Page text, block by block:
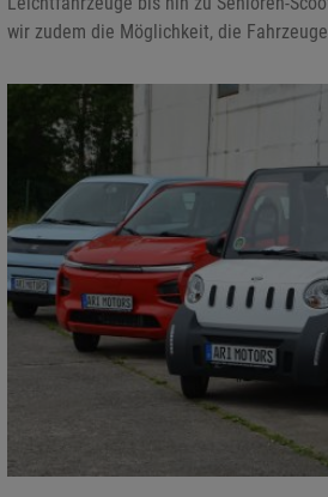
wir zudem die Möglichkeit, die